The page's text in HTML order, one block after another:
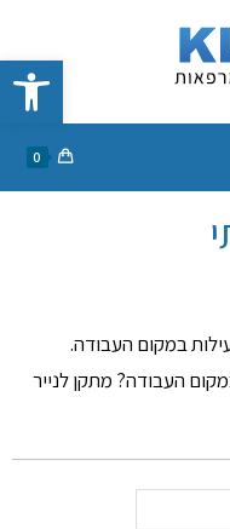
פתח סרגל נגישות
0
במקום העבודה.
העבודה? מתקן לנייר